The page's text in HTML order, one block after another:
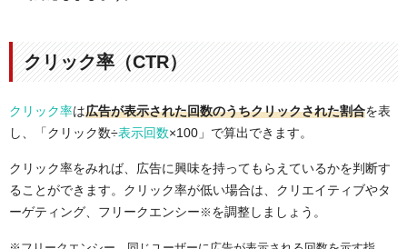
クリック率（CTR）
クリック率は広告が表示された回数のうちクリックされた割合を表
し、「クリック数÷表示回数×100」で算出できます。
クリック率をみれば、広告に興味を持ってもらえているかを判断す
ることができます。クリック率が低い場合は、クリエイティブやタ
ーゲティング、フリークエンシー ※ を調整しましょう。